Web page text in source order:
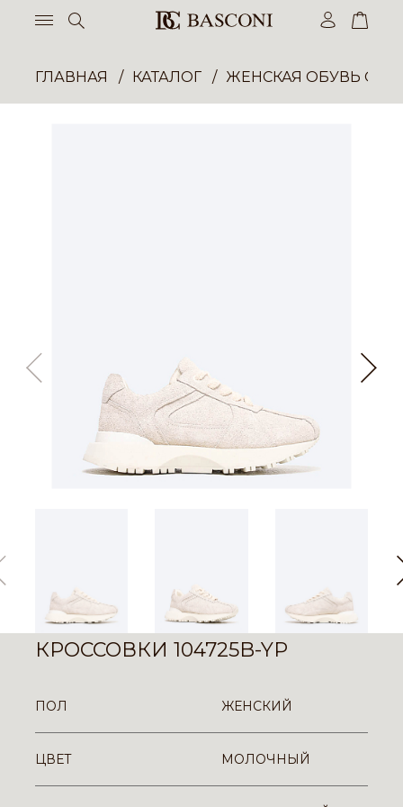
ГЛАВНАЯ КАТАЛОГ ЖЕНСКАЯ ОБУВЬ
КРОССОВКИ 104725B-YP
ПОЛ ЖЕНСКИЙ
ЦВЕТ МОЛОЧНЫЙ